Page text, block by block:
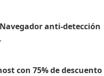
anti-detección
con 75% de descuento